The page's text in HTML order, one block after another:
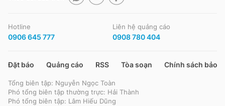
Hotline
0906 645 777
Liên hệ quảng cáo
0908 780 404
Đặt báo Quảng cáo RSS Tòa soạn Chính sách bảo
Tổng biên tập: Nguyễn Ngọc Toàn
Phó tổng biên tập thường trực: Hải Thành
Phó tổng biên tập: Lâm Hiếu Dũng